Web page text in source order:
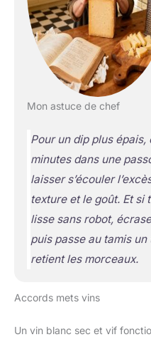
Mon astuce de chef
Pour un dip plus
minutes dans une
laisser s’écouler
texture et le goût. Et si
lisse sans robot,
puis passe au tamis un
retient les morceaux.
Accords mets vins
Un vin blanc sec et vif